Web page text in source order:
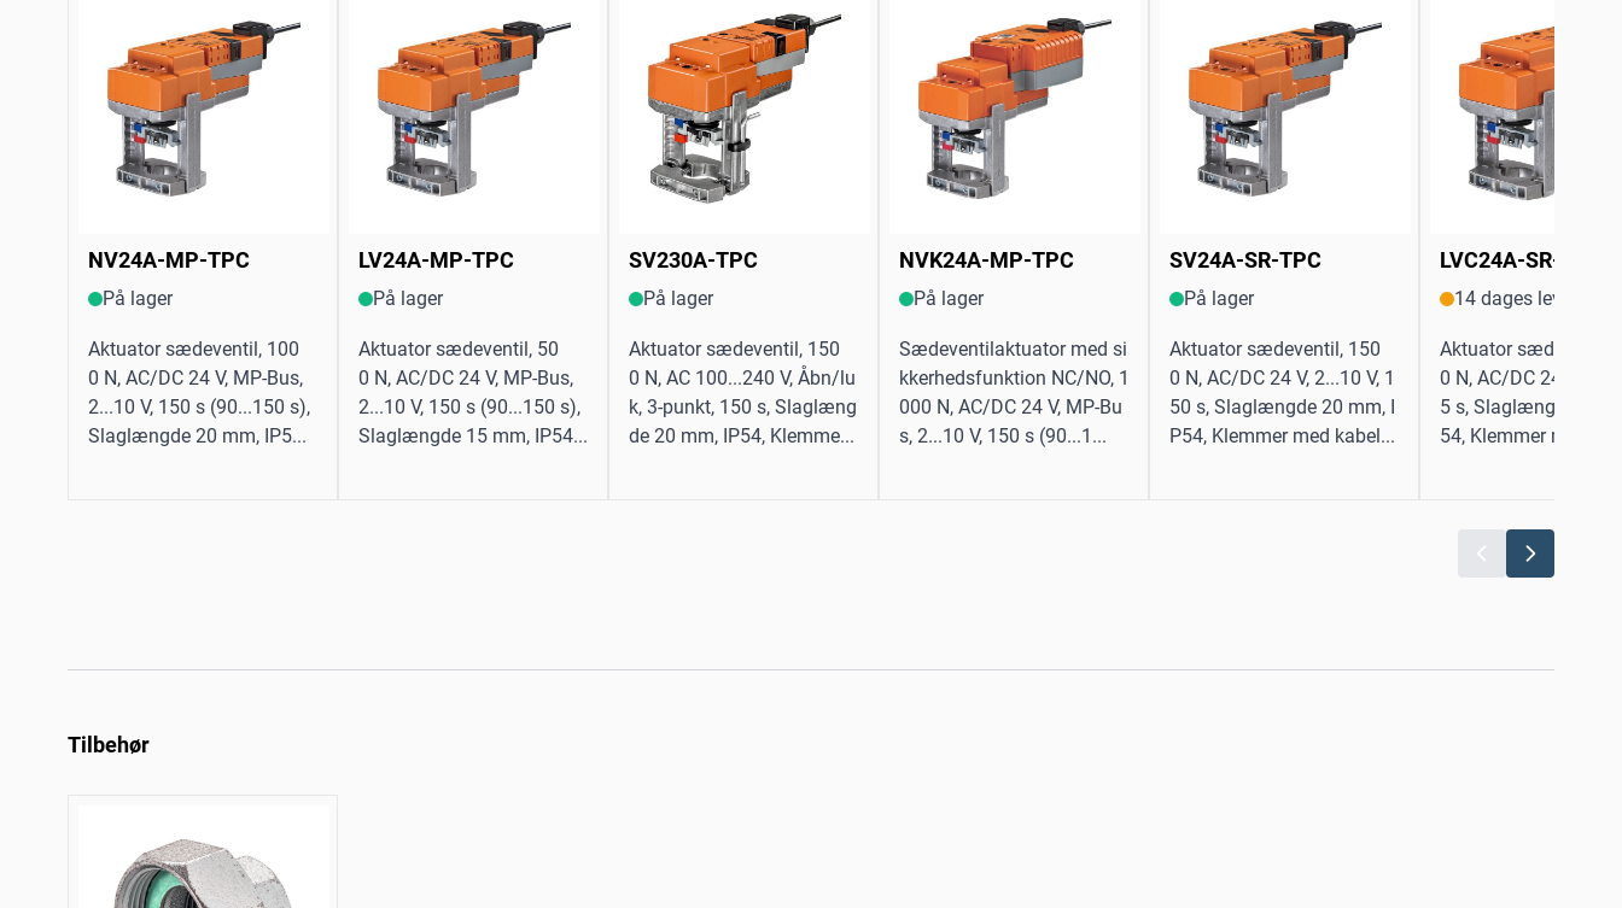
NV24A-MP-TPC
På lager
Aktuator sædeventil, 100
0 N, AC/DC 24 V, MP-Bus,
2...10 V, 150 s (90...150 s),
Slaglængde 20 mm, IP5...
LV24A-MP-TPC
På lager
Aktuator sædeventil, 50
0 N, AC/DC 24 V, MP-Bus,
2...10 V, 150 s (90...150 s),
Slaglængde 15 mm, IP54...
SV230A-TPC
På lager
Aktuator sædeventil, 150
0 N, AC 100...240 V, Åbn/lu
k, 3-punkt, 150 s, Slaglæng
de 20 mm, IP54, Klemme...
NVK24A-MP-TPC
På lager
Sædeventilaktuator med si
kkerhedsfunktion NC/NO, 1
000 N, AC/DC 24 V, MP-Bu
s, 2...10 V, 150 s (90...1...
SV24A-SR-TPC
På lager
Aktuator sædeventil, 150
0 N, AC/DC 24 V, 2...10 V, 1
50 s, Slaglængde 20 mm, I
P54, Klemmer med kabel...
LVC24A-SR-TPC
14 dages levering
Aktuator sædeventil,
0 N, AC/DC 24 V,
5 s, Slaglængde 15
54, Klemmer med
Tilbehør